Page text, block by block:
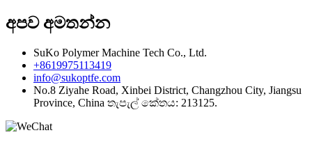
අපව අමතන්න
SuKo Polymer Machine Tech Co., Ltd.
+8619975113419
info@sukoptfe.com
No.8 Ziyahe Road, Xinbei District, Changzhou City, Jiangsu
Province, China තැපැල් කේතය: 213125.